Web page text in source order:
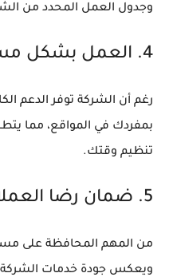
وجدول العمل المحدد من
4. العمل بشكل مستقل
رغم أن الشركة توفر الدعم
بمفردك في المواقع، مما
تنظيم وقتك.
5. ضمان رضا العملاء
من المهم المحافظة على
ويعكس جودة خدمات